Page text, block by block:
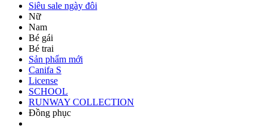
Siêu sale ngày đôi
Nữ
Nam
Bé gái
Bé trai
Sản phẩm mới
Canifa S
License
SCHOOL
RUNWAY COLLECTION
Đồng phục